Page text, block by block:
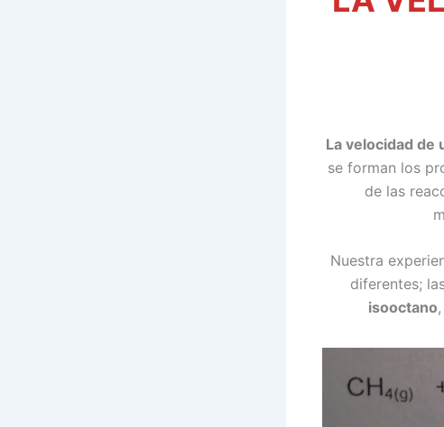
La velocidad de
se forman los
de las
Nuestra
diferentes;
isooctano